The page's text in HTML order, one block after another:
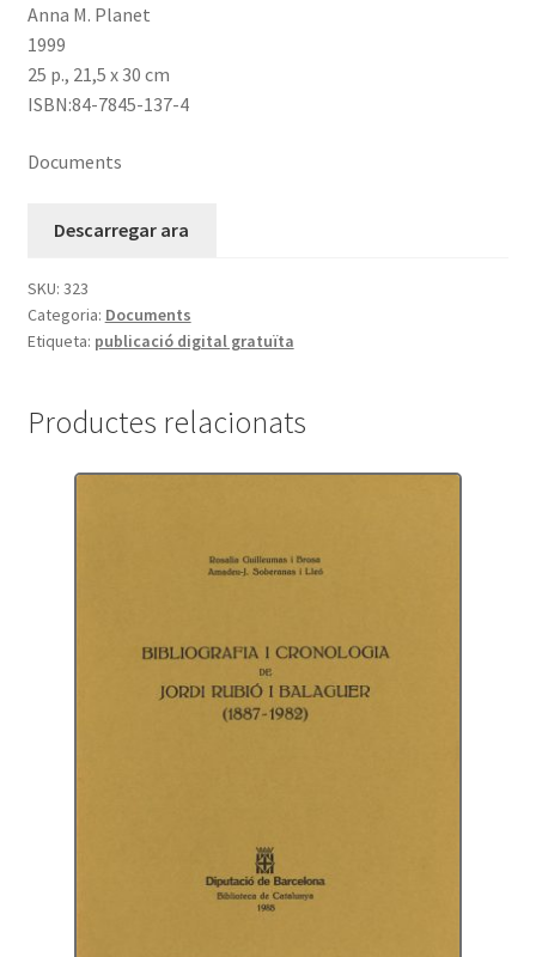
Anna M. Planet
1999
25 p., 21,5 x 30 cm
ISBN:84-7845-137-4
Documents
Descarregar ara
SKU: 323
Categoria: Documents
Etiqueta: publicació digital gratuïta
Productes relacionats